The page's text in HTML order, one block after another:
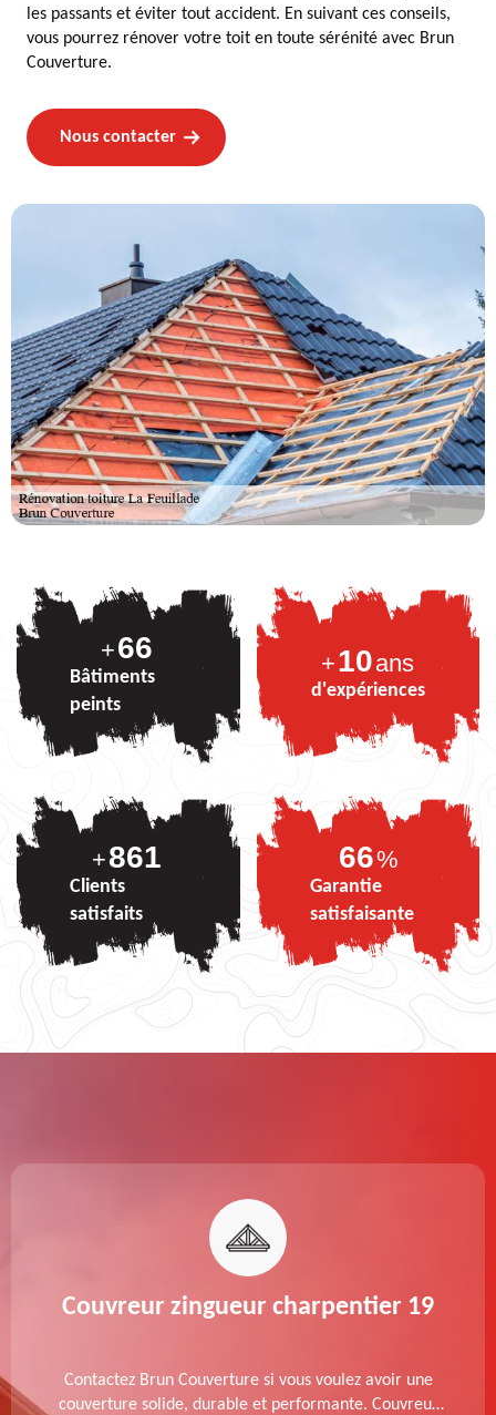
les passants et éviter tout accident. En suivant ces conseils,
vous pourrez rénover votre toit en toute sérénité avec Brun
Couverture.
Nous contacter
+82
Bâtiments
peints
+10ans
d'expériences
+861
Clients
satisfaits
82%
Garantie
satisfaisante
Couvreur zingueur charpentier 19
Contactez Brun Couverture si vous voulez avoir une
couverture solide, durable et performante. Couvreur